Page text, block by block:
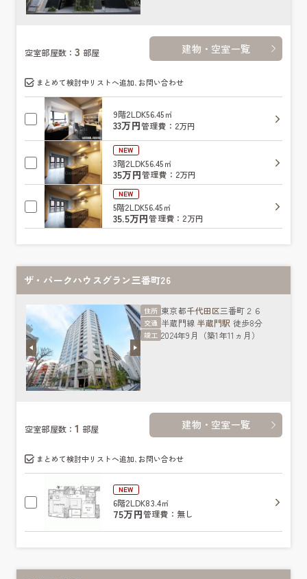
空室部屋数：3 部屋 建物・空室一覧
まとめて検討中リストへ追加､お問い合わせ
9階2LDK56.45㎡
33万円管理費：2万円
NEW
3階2LDK56.45㎡
35万円管理費：2万円
NEW
5階2LDK56.45㎡
35.5万円管理費：2万円
ザ・パークハウスグラン三番町26
住所 東京都千代田区三番町２６
交通 半蔵門線 半蔵門駅 徒歩8分
竣工 2024年9月（築1年11ヵ月）
空室部屋数：1 部屋 建物・空室一覧
まとめて検討中リストへ追加､お問い合わせ
NEW
6階2LDK83.4㎡
75万円管理費：無し